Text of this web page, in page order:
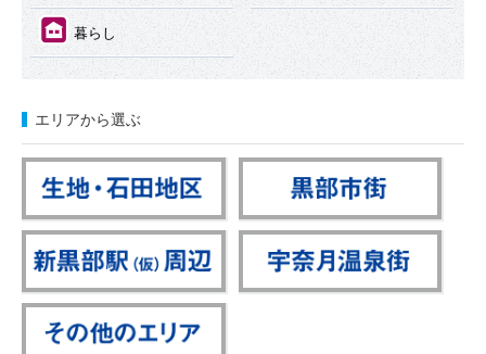
⑪ 暮らし
エリアから選ぶ